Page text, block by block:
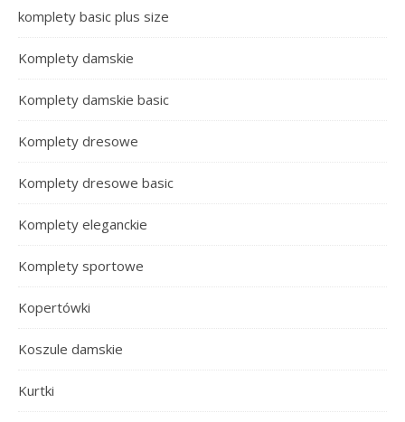
komplety basic plus size
Komplety damskie
Komplety damskie basic
Komplety dresowe
Komplety dresowe basic
Komplety eleganckie
Komplety sportowe
Kopertówki
Koszule damskie
Kurtki